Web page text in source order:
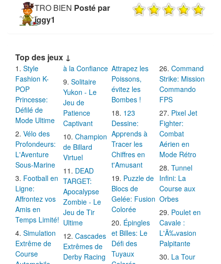
TRO BIEN Posté par
iggy1
Top des jeux ↓
Style
Fashion K-
POP
Princesse:
Défilé de
Mode Ultime
Vélo des
Profondeurs:
L'Aventure
Sous-Marine
Football en
Ligne:
Affrontez vos
Amis en
Temps Limité!
Simulation
Extrême de
Course
à la Confiance
Solitaire
Yukon - Le
Jeu de
Patience
Captivant
Champion
de Billard
Virtuel
DEAD
TARGET:
Apocalypse
Zombie - Le
Jeu de Tir
Ultime
Cascades
Extrêmes de
Derby Racing
Attrapez les
Poissons,
évitez les
Bombes !
123
Dessine:
Apprends à
Tracer les
Chiffres en
t'Amusant
Puzzle de
Blocs de
Gelée: Fusion
Colorée
Épingles
et Billes: Le
Défi des
Tuyaux
Command
Strike: Mission
Commando
FPS
Pixel Jet
Fighter:
Combat
Aérien en
Mode Rétro
Tunnel
Infini: La
Course aux
Orbes
Poulet en
Cavale :
L'Ã‰vasion
Palpitante
La Tour